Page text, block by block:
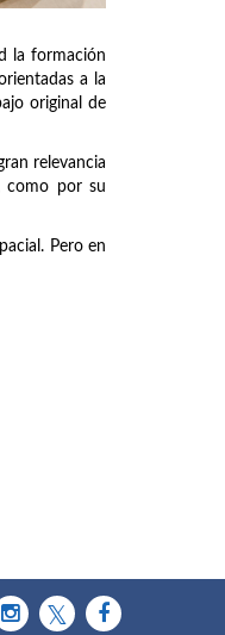
la formación
a la
original de
relevancia
como por su
Pero en